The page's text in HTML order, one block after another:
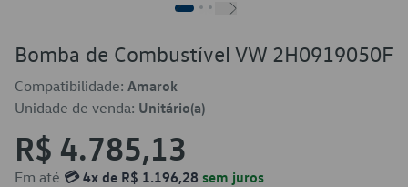
Bomba de Combustível VW 2H0919050F
Compatibilidade: Amarok
Unidade de venda: Unitário(a)
R$ 4.785,13
Em até 💳 4x de R$ 1.196,28 sem juros